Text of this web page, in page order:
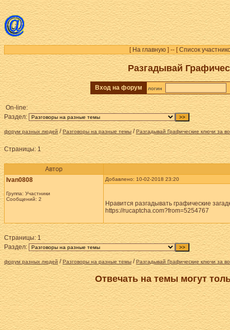
[ На главную] -- [Список
Разгадывай
Вход на форум логин
On-line:
Раздел:
форум разных людей /Разговоры на разные темы /Разгадывай Графические ключи за
Страницы:1
Автор
Ivan0808
Группа: Участники
Сообщений: 2
Добавлено: 10-02-2018 23:20
Нравится разгадывать графические
https://rucaptcha.com?from=5254767
Страницы:1
Раздел:
форум разных людей /Разговоры на разные темы/Разгадывай Графические ключи за
Отвечать на темы могут